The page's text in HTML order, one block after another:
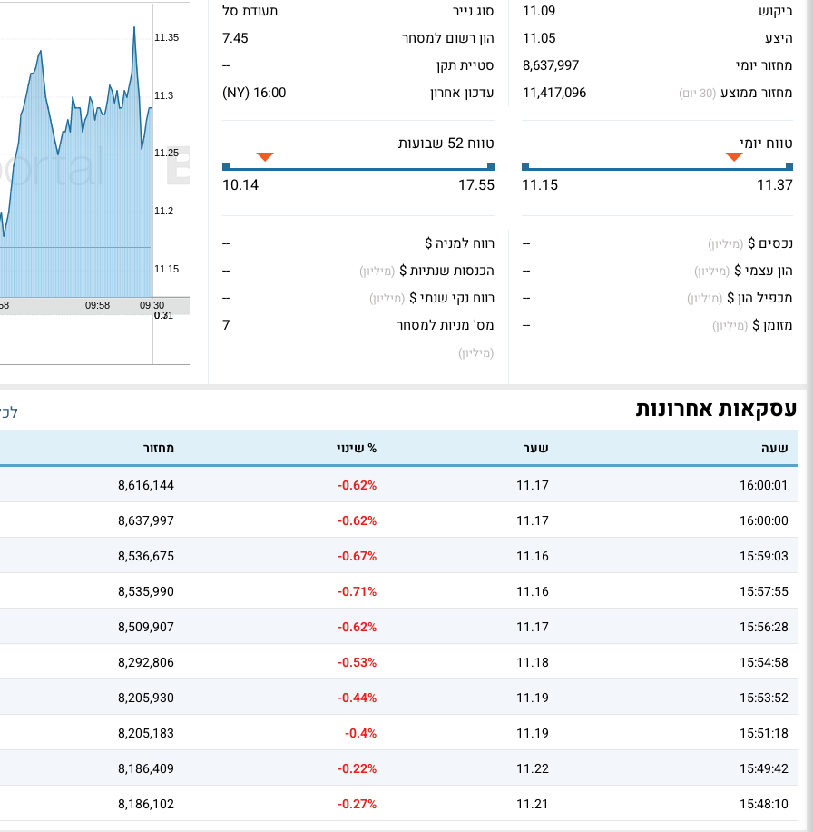
ביקוש
11.09
היצע
11.05
מחזור יומי
8,637,997
מחזור ממוצע (30 יום) 11,417,096
סוג נייר
תעודת סל
הון רשום למסחר
7.45
סטיית תקן
--
עדכון אחרון
16:00 (NY)
טווח יומי
11.37
11.15
טווח 52 שבועות
17.55
10.14
נכסים $ (מיליון)
--
הון עצמי $ (מיליון)
--
מכפיל הון $ (מיליון)
--
מזומן $ (מיליון) --
רווח למניה $
--
הכנסות שנתיות $ (מיליון)
--
רווח נקי שנתי $ (מיליון)
--
מס' מניות למסחר
(מיליון)
7
עסקאות אחרונות
שעה שער % שינוי
מחזור
16:00:01
11.17
-0.62%
8,616,144
16:00:00
11.17
-0.62%
8,637,997
15:59:03
11.16
-0.67%
8,536,675
15:57:55
11.16
-0.71%
8,535,990
15:56:28
11.17
-0.62%
8,509,907
15:54:58
11.18
-0.53%
8,292,806
15:53:52
11.19
-0.44%
8,205,930
15:51:18
11.19
-0.4%
8,205,183
15:49:42
11.22
-0.22%
8,186,409
15:48:10
11.21
-0.27%
8,186,102